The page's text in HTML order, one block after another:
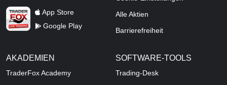
TraderFox Live Trading
App Store
Google Play
Alle Aktien
Barrierefreiheit
AKADEMIEN
TraderFox Academy
SOFTWARE-TOOLS
Trading-Desk